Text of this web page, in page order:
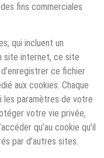
fins commerciales
qui incluent un
site internet, ce site
ce fichier
aux cookies. Chaque
paramètres de votre
votre vie privée,
qu’au cookie qu’il
par d’autres sites.